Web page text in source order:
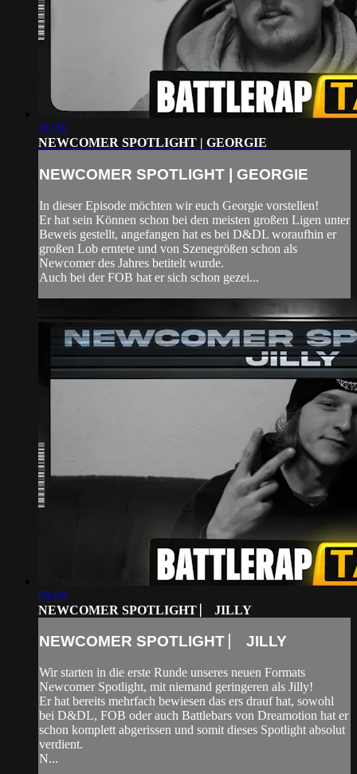
06:36
NEWCOMER SPOTLIGHT | GEORGIE
NEWCOMER SPOTLIGHT | GEORGIE
In dieser Episode möchten wir euch Georgie vorstellen!
Er hat sein Können schon bei den meisten großen Ligen unter
Beweis gestellt, angefangen hat es bei D&DL woraufhin er
großen Lob erntete und von Szenegrößen schon als
Newcomer des Jahres betitelt wurde.
Auch bei der FOB hat er sich schon gezei...
09:09
NEWCOMER SPOTLIGHT ⎸ JILLY
NEWCOMER SPOTLIGHT ⎸ JILLY
Wir starten in die erste Runde unseres neuen Formats
Newcomer Spotlight, mit niemand geringeren als Jilly!
Er hat bereits mehrfach bewiesen das ers drauf hat, sowohl
bei D&DL, FOB oder auch Battlebars von Dreamotion hat er
schon komplett abgerissen und somit dieses Spotlight absolut
verdient.
N...